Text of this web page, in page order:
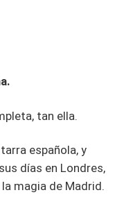
con Franco no será
tan ella.
española, y
días en Londres,
magia de Madrid.